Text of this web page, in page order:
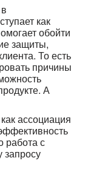
как
обойти
защиты,
То есть
причины
А
ассоциация
работа с
запросу